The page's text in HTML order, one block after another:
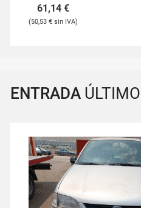
61,14 €
50,53 €
ENTRADA